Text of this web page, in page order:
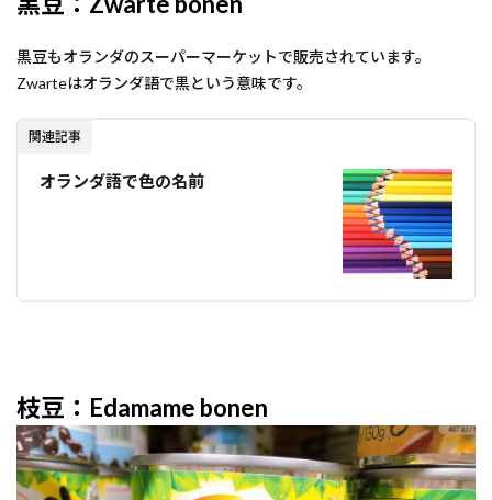
黒豆もオランダのスーパーマーケットで販売されています。
Zwarteはオランダ語で黒という意味です。
関連記事
オランダ語で色の名前
枝豆： Edamame bonen